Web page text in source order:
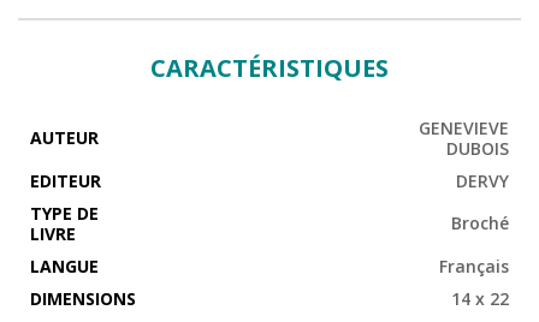
Pierre Dujols…, et met en évidence les relations, souvent
vérité. Une investigation étayée de documents inédits, qui
bouscule bien des idées préconçues et dévoile enfin le
CARACTÉRISTIQUES
AUTEUR
GENEVIEVE
DUBOIS
EDITEUR
DERVY
TYPE DE
LIVRE
Broché
LANGUE
Français
DIMENSIONS
14 x 22